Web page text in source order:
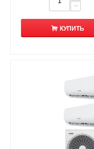
−
КУПИТЬ